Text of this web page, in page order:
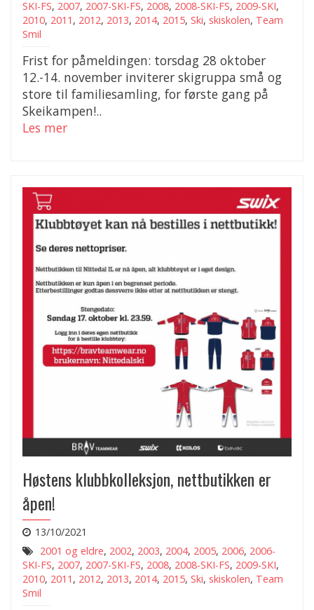
SKI-FS, 2007, 2007-SKI-FS, 2008, 2008-SKI-FS, 2009-SKI,
2010, 2011 , 2012, 2013, 2014, 2015, Ski, skiskolen, Team
Smil
Frist for påmeldingen: torsdag 28 oktober
12.-14. november inviterer skigruppa små og
store til familiesamling, for første gang på
Skeikampen!..
Les mer
Høstens klubbkolleksjon, nettbutikken er
åpen!
13/10/2021
2001 og eldre, 2002, 2003, 2004, 2005, 2006, 2006-
SKI-FS, 2007, 2007-SKI-FS, 2008, 2008-SKI-FS, 2009-SKI,
2010, 2011 , 2012, 2013, 2014, 2015, Ski, skiskolen, Team
Smil